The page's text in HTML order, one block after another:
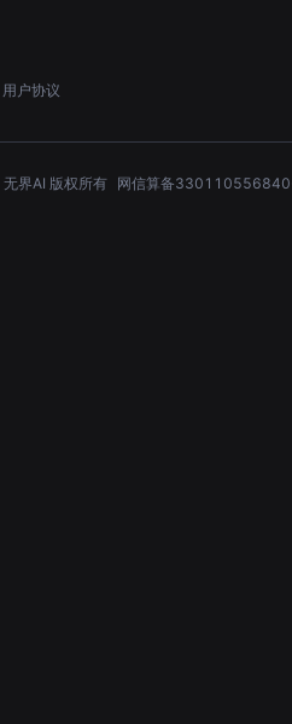
用户协议
无界AI 版权所有 网信算备